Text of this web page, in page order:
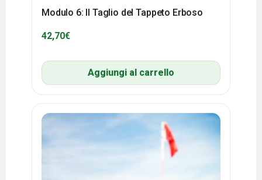
Modulo 6: Il Taglio del Tappeto Erboso
42,70€
Aggiungi al carrello